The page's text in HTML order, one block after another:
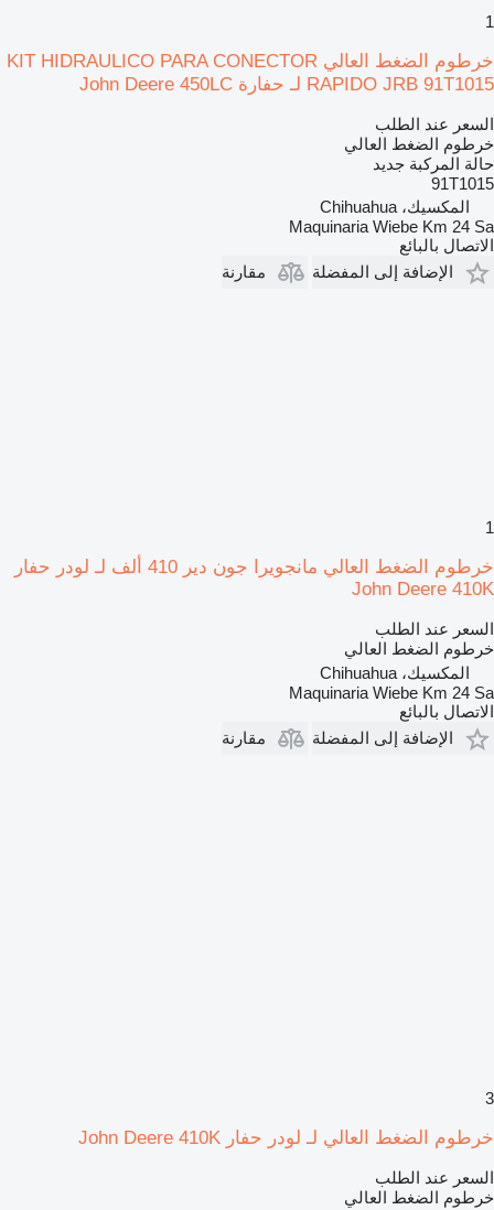
1
خرطوم الضغط العالي KIT HIDRAULICO PARA CONECTOR
RAPIDO JRB 91T1015 لـ حفارة John Deere 450LC
السعر عند الطلب
خرطوم الضغط العالي
حالة المركبة جديد
91T1015
المكسيك، Chihuahua
Maquinaria Wiebe Km 24 Sa
الاتصال بالبائع
الإضافة إلى المفضلة
مقارنة
1
خرطوم الضغط العالي مانجويرا جون دير 410 ألف لـ لودر حفار
John Deere 410K
السعر عند الطلب
خرطوم الضغط العالي
المكسيك، Chihuahua
Maquinaria Wiebe Km 24 Sa
الاتصال بالبائع
الإضافة إلى المفضلة
مقارنة
3
خرطوم الضغط العالي لـ لودر حفار John Deere 410K
السعر عند الطلب
خرطوم الضغط العالي